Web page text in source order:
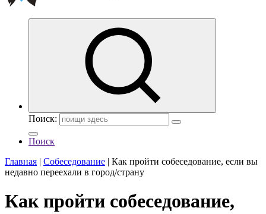
Поиск:
Поиск
Главная | Собеседование | Как пройти собеседование, если вы
недавно переехали в город/страну
Как пройти собеседование,